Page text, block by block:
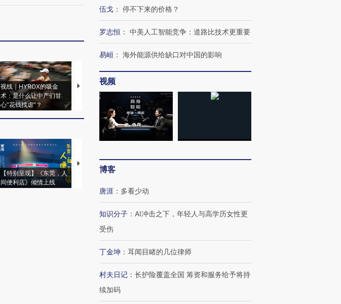
视线｜HYROX的吸金
术：是什么让中产们甘
心“花钱找虐”？
马航飞行员跨国走私7万
粒摇头丸 尿检体内含3种
度Z世代 用街头抗争将教
【特别呈现】《东莞，人
间便利店》倾情上线
【推广】走进第四届链博
会，让数智科技“链”接产
伍戈 ： 停不下来的价格？
罗志恒 ： 中美人工智能竞争：道路比技术更重要
易峘 ： 海外能源供给缺口对中国的影响
视频
博客
唐涯 ： 多看少动
知识分子 ： AI冲击之下，年轻人与高学历女性更
受伤
丁金坤 ： 耳闻目睹的几位律师
村夫日记 ： 长护险覆盖全国 筹资和服务给予将持
续加码